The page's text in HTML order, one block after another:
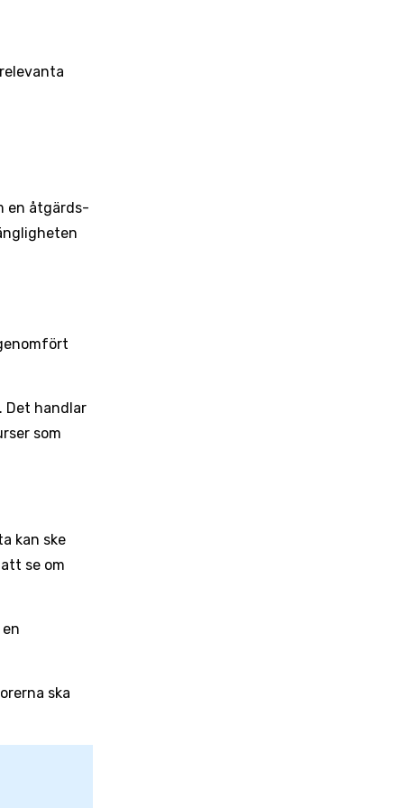
en åtgärds-
Det handlar
som
kan ske
se om
ska